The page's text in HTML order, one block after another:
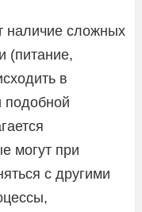
наличие сложных
(питание,
в
подобной
могут при
с другими